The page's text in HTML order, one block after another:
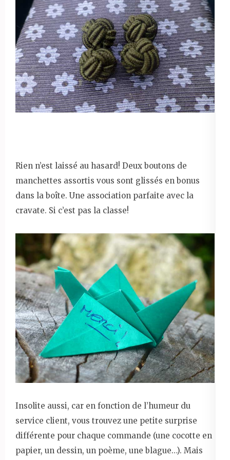
Rien n’est laissé au hasard! Deux boutons de
manchettes assortis vous sont glissés en bonus
dans la boîte. Une association parfaite avec la
cravate. Si c’est pas la classe!
Insolite aussi, car en fonction de l’humeur du
service client, vous trouvez une petite surprise
différente pour chaque commande (une cocotte en
papier, un dessin, un poème, une blague…). Mais